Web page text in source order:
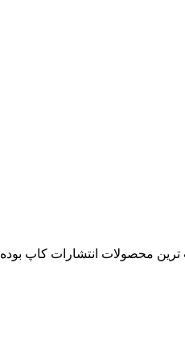
ترین محصولات انتشارات کاپ